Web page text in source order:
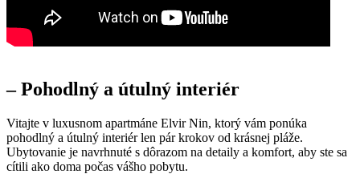
– Pohodlný a útulný interiér
Vitajte v luxusnom apartmáne Elvir Nin, ktorý vám ponúka
pohodlný a útulný interiér len pár krokov od krásnej pláže.
Ubytovanie je navrhnuté s dôrazom na detaily a komfort, aby ste sa
cítili ako doma počas vášho pobytu.